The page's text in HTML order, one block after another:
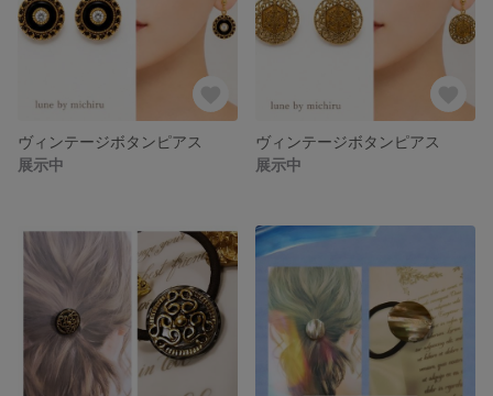
ヴィンテージボタンピアス
展示中
ヴィンテージボタンピアス
展示中